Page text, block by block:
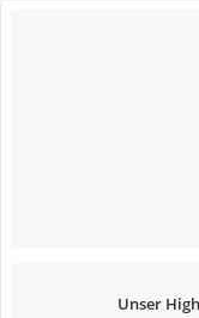
Unser